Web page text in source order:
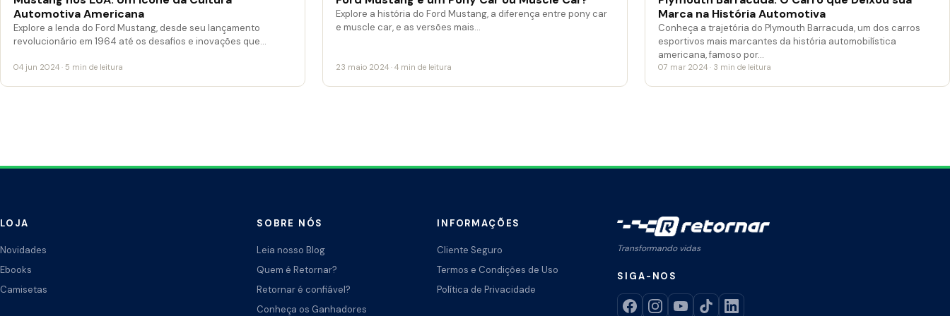
Automotiva Americana
Explore a lenda do Ford Mustang, desde seu lançamento
revolucionário em 1964 até os desafios e inovações que…
04 jun 2024 · 5 min de leitura
Explore a história do Ford Mustang, a diferença entre pony car
e muscle car, e as versões mais…
23 maio 2024 · 4 min de leitura
Marca na História Automotiva
Conheça a trajetória do Plymouth Barracuda, um dos carros
esportivos mais marcantes da história automobilística
americana, famoso por…
07 mar 2024 · 3 min de leitura
LOJA
Novidades
Ebooks
Camisetas
SOBRE NÓS
Leia nosso Blog
Quem é Retornar?
Retornar é confiável?
Conheça os Ganhadores
INFORMAÇÕES
Cliente Seguro
Termos e Condições de Uso
Política de Privacidade
Transformando vidas
SIGA-NOS